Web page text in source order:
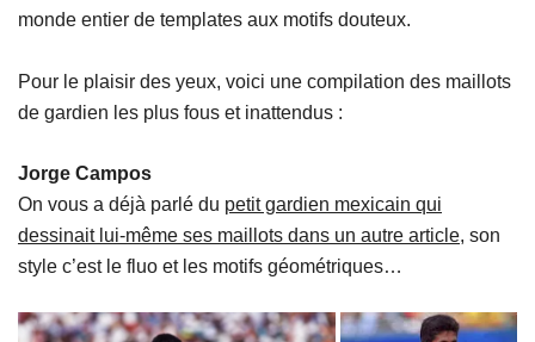
monde entier de templates aux motifs douteux.
Pour le plaisir des yeux, voici une compilation des maillots
de gardien les plus fous et inattendus :
Jorge Campos
On vous a déjà parlé du petit gardien mexicain qui
dessinait lui-même ses maillots dans un autre article, son
style c’est le fluo et les motifs géométriques…